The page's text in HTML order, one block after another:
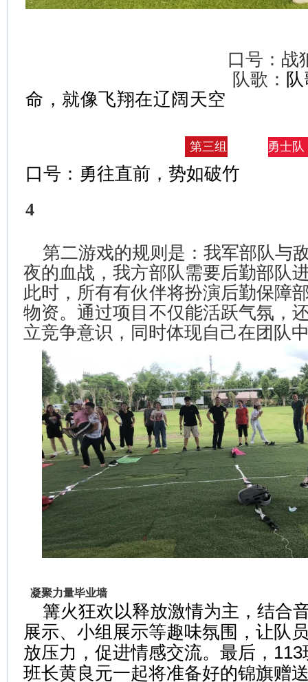
口号：战狼战狼
队歌：
命，就像飞翔在辽阔天空
第三组 勇士队
口号：勇往直前，势如破竹
4
第二游戏的规则是：我军部队与
夜的血战，我方部队需要后勤部队
此时，所有有伙伴将扮演后勤保障
物资。通过项目不仅能活跃气氛，
立竞争意识，同时体现自己在团队
凝聚力量毕业墙
篝火狂欢以释放激情为主，结合
展示、小组展示等趣味氛围，让队
放压力，促进情感交流。最后，
班长黄良元一起将准备好的锦旗赠